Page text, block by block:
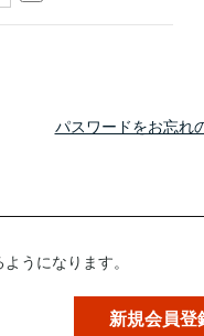
パスワードをお忘れ
うになります。